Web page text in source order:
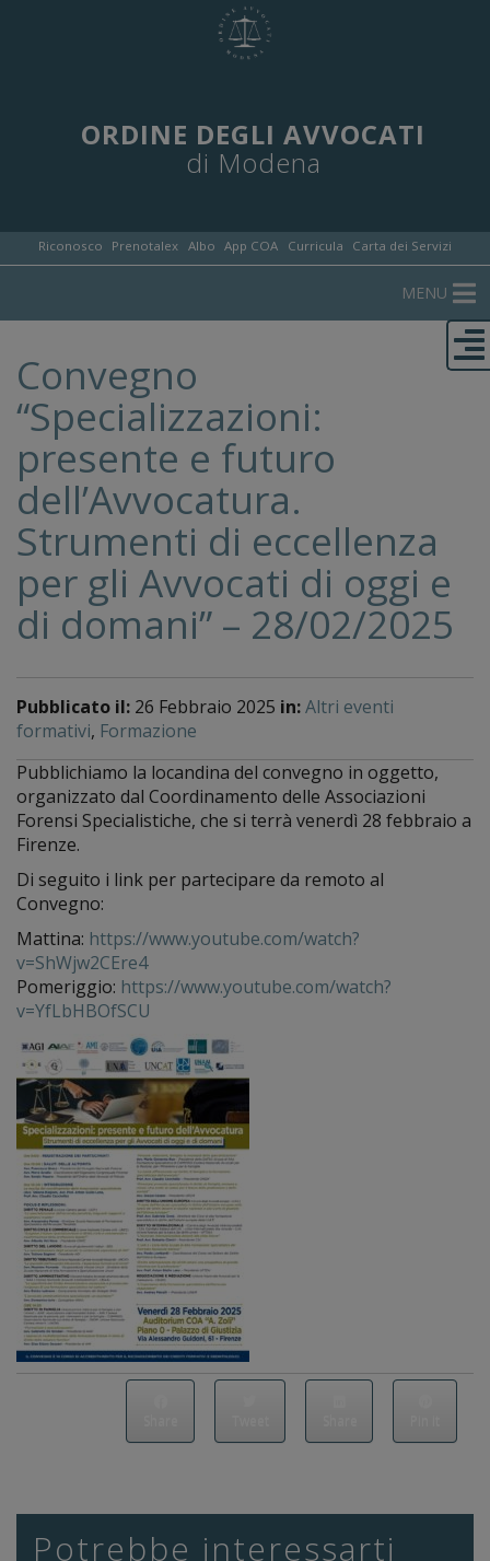
ORDINE DEGLI AVVOCATI
di Modena
Riconosco Prenotalex Albo App COA Curricula Carta dei Servizi
MENU
Convegno
“Specializzazioni:
presente e futuro
dell’Avvocatura.
Strumenti di eccellenza
per gli Avvocati di oggi e
di domani” – 28/02/2025
Pubblicato il: 26 Febbraio 2025 in:Altri eventi
formativi, Formazione
Pubblichiamo la locandina del convegno in oggetto,
organizzato dal Coordinamento delle Associazioni
Forensi Specialistiche, che si terrà venerdì 28 febbraio a
Firenze.
Di seguito i link per partecipare da remoto al
Convegno:
Mattina: https://www.youtube.com/watch?
v=ShWjw2CEre4
Pomeriggio: https://www.youtube.com/watch?
v=YfLbHBOfSCU
Potrebbe interessarti